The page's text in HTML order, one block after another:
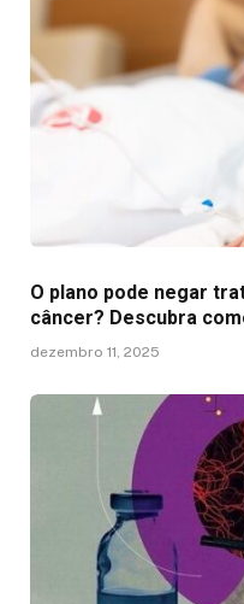
O plano pode negar
câncer? Descubra
dezembro 11, 2025